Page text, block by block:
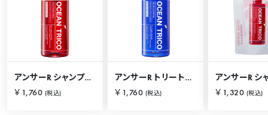
アンサーR シャンプー 400mL
￥1,760 (税込)
アンサーR トリートメント 400mL
￥1,760 (税込) ￥1,320 (税込)